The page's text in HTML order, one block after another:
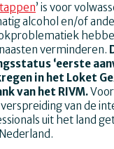
’ is voor
alcohol en/of
verminderen.
‘eerste
in het Loket
van het RIVM.
van de
uit het land